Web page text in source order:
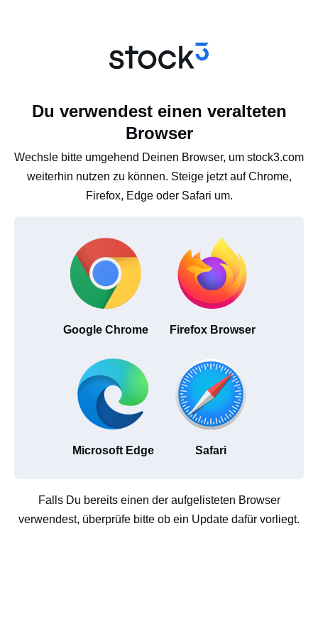
Du verwendest einen veralteten
Browser
Wechsle bitte umgehend Deinen Browser, um stock3.com
weiterhin nutzen zu können. Steige jetzt auf Chrome,
Firefox, Edge oder Safari um.
Google Chrome Firefox Browser
Microsoft Edge Safari
Falls Du bereits einen der aufgelisteten Browser
verwendest, überprüfe bitte ob ein Update dafür vorliegt.